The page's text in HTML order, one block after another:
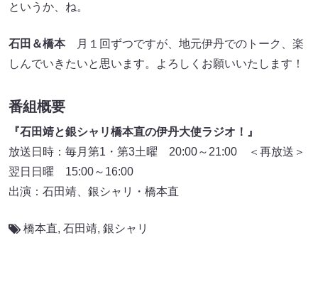
というか、ね。
石田＆橋本月１回ずつですが、地元伊丹でのトーク、楽
しんでいきたいと思います。よろしくお願いいたします！
番組概要
『石田靖と銀シャリ橋本直の伊丹大使ラジオ！』
放送日時：毎月第1・第3土曜 20:00～21:00 ＜再放送＞
翌日日曜 15:00～16:00
出演：石田靖、銀シャリ・橋本直
橋本直, 石田靖, 銀シャリ